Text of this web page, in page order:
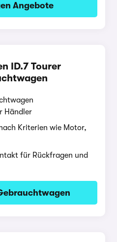
Angebote
ID.7 Tourer
Händler
Kriterien wie Motor,
für Rückfragen und